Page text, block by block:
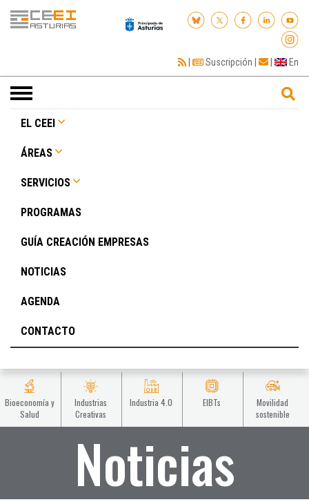
| Suscripción | | En
Toggle
navigation
EL CEEI
ÁREAS
SERVICIOS
PROGRAMAS
GUÍA CREACIÓN EMPRESAS
NOTICIAS
AGENDA
CONTACTO
Bioeconomía y
Salud
Industrias
Creativas
Industria 4.0 EIBTs
Movilidad
sostenible
Noticias